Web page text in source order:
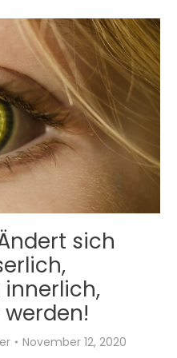
sich
November 12, 2020